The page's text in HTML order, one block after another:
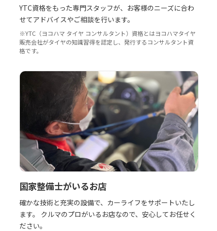
YTC資格をもった専門スタッフが、お客様のニーズに合わ
せてアドバイスやご相談を行います。
※YTC（ヨコハマ タイヤ コンサルタント）資格とはヨコハマタイヤ
販売会社がタイヤの知識習得を認定し、発行するコンサルタント資
格です。
国家整備士がいるお店
確かな技術と充実の設備で、カーライフをサポートいたし
ます。 クルマのプロがいるお店なので、安心してお任せく
ださい。